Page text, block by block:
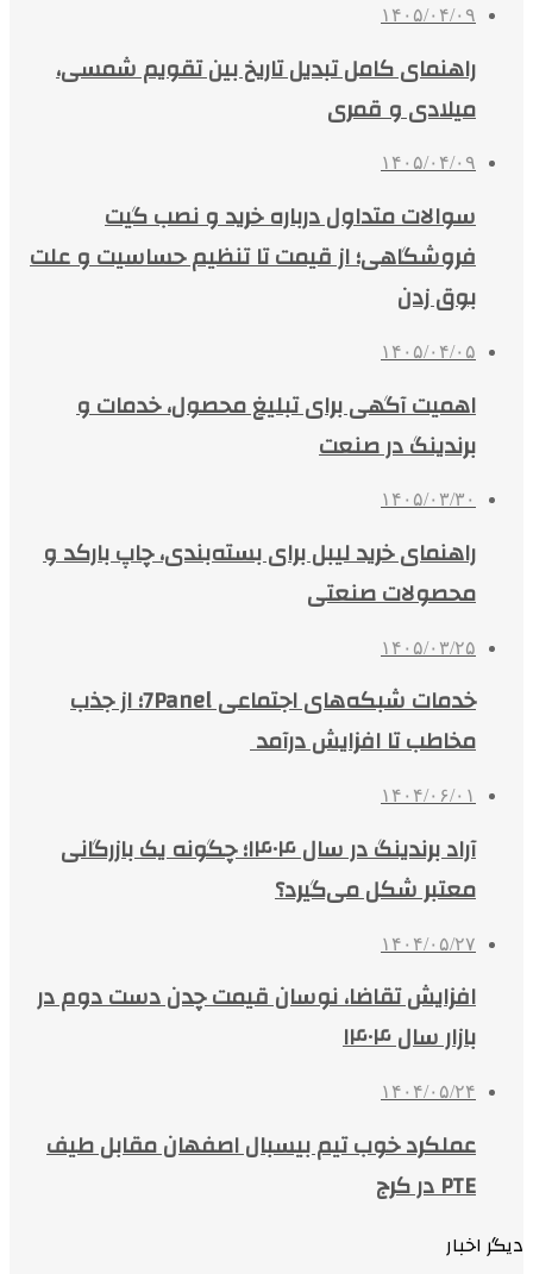
۱۴۰۵/۰۴/۰۹
راهنمای کامل تبدیل تاریخ بین تقویم شمسی،
میلادی و قمری
۱۴۰۵/۰۴/۰۹
سوالات متداول درباره خرید و نصب گیت
فروشگاهی؛ از قیمت تا تنظیم حساسیت و علت
بوق زدن
۱۴۰۵/۰۴/۰۵
اهمیت آگهی برای تبلیغ محصول، خدمات و
برندینگ در صنعت
۱۴۰۵/۰۳/۳۰
راهنمای خرید لیبل برای بسته‌بندی، چاپ بارکد و
محصولات صنعتی
۱۴۰۵/۰۳/۲۵
خدمات شبکه‌های اجتماعی 7Panel؛ از جذب
مخاطب تا افزایش درآمد
۱۴۰۴/۰۶/۰۱
آراد برندینگ در سال ۱۴۰۴؛ چگونه یک بازرگانی
معتبر شکل می‌گیرد؟
۱۴۰۴/۰۵/۲۷
افزایش تقاضا، نوسان قیمت چدن دست دوم در
بازار سال ۱۴۰۴
۱۴۰۴/۰۵/۲۴
عملکرد خوب تیم بیسبال اصفهان مقابل طیف
PTE در کرج
دیگر اخبار